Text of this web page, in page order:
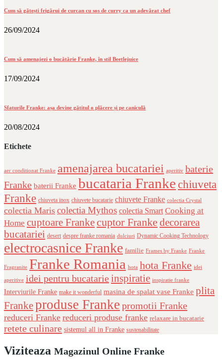
Cum să gătești frigărui de curcan cu sos de curry ca un adevărat chef
26/09/2024
Cum să amenajezi o bucătărie Franke, în stil Beetlejuice
17/09/2024
Sfaturile Franke: așa devine gătitul o plăcere și pe caniculă
20/08/2024
Etichete
aer conditionat Franke amenajarea bucatariei aperitiv baterie
Franke baterii Franke bucataria Franke chiuveta
Franke chiuveta inox chiuvete bucatarie chiuvete Franke colectia Crystal
colectia Maris colectia Mythos colectia Smart Cooking at
Home cuptoare Franke cuptor Franke decorarea
bucatariei desert despre franke romania dulciuri Dynamic Cooking Technology
electrocasnice Franke familie Frames by Franke Franke
Fragranite Franke Romania hota hota Franke idei
aperitive idei pentru bucatarieinspiratie inspiratie franke
Interviurile Franke make it wonderful masina de spalat vase Franke plita
Frankeproduse Franke promotii Franke
reduceri Franke reduceri produse franke relaxare in bucatarie
retete culinare sistemul all in Franke sustenabilitate
Viziteaza Magazinul Online Franke